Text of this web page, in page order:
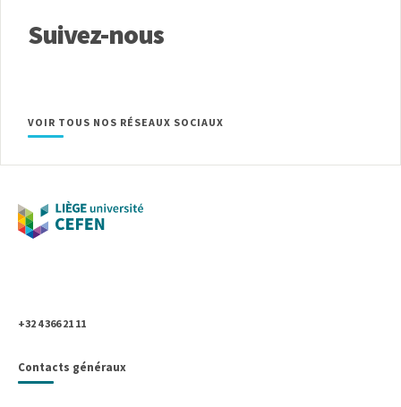
Suivez-nous
VOIR TOUS NOS RÉSEAUX SOCIAUX
+32 4 366 21 11
Contacts généraux